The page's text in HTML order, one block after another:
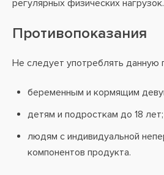
регулярных физических нагрузок.
Противопоказания
Не следует употреблять данную
беременным и кормящим
детям и подросткам до 18 лет;
людям с индивидуальной
компонентов продукта.